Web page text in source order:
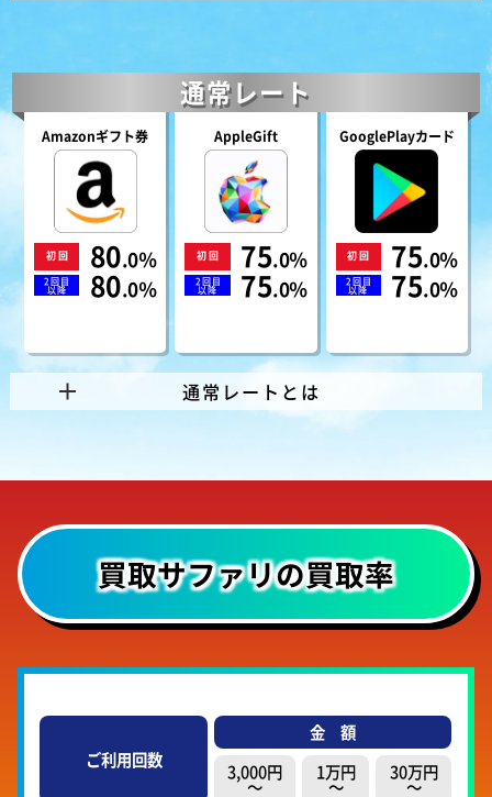
通常レート
Amazonギフト券
初回 80.0％
2回目
以降 80.0％
AppleGift
初回 75.0％
2回目
以降 75.0％
GooglePlayカード
初回 75.0％
2回目
以降 75.0％
通常レートとは
買取サファリの買取率
ご利用回数
金
額
3,000円
～
1万円
～
30万円
～